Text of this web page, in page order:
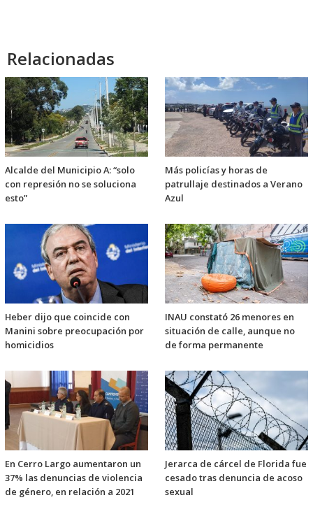
Relacionadas
Alcalde del Municipio A: “solo
con represión no se soluciona
esto”
Más policías y horas de
patrullaje destinados a Verano
Azul
Heber dijo que coincide con
Manini sobre preocupación por
homicidios
INAU constató 26 menores en
situación de calle, aunque no
de forma permanente
En Cerro Largo aumentaron un
37% las denuncias de violencia
de género, en relación a 2021
Jerarca de cárcel de Florida fue
cesado tras denuncia de acoso
sexual